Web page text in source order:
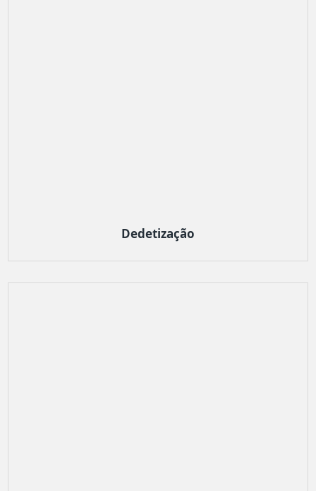
Dedetização